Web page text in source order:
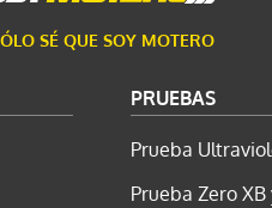
SÉ QUE SOY MOTERO
PRUEBAS
Prueba
Prueba Zero XB